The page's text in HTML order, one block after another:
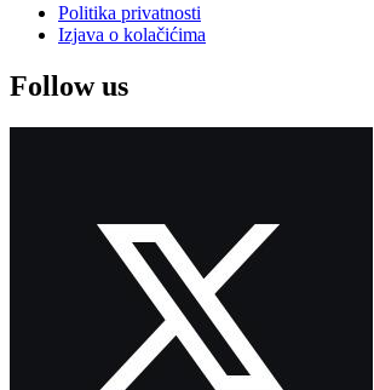
Politika privatnosti
Izjava o kolačićima
Follow us